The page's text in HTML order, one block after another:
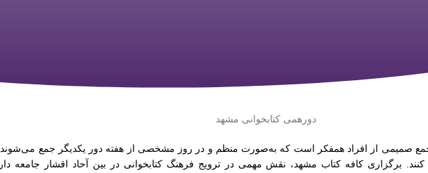
صمیمی از افراد همفکر است که به‌صورت منظم و در روز مشخصی از هفته دور یکدیگر جمع می‌شوند
برگزاری کافه کتاب مشهد، نقش مهمی در ترویج فرهنگ کتابخوانی در بین آحاد اقشار جامعه